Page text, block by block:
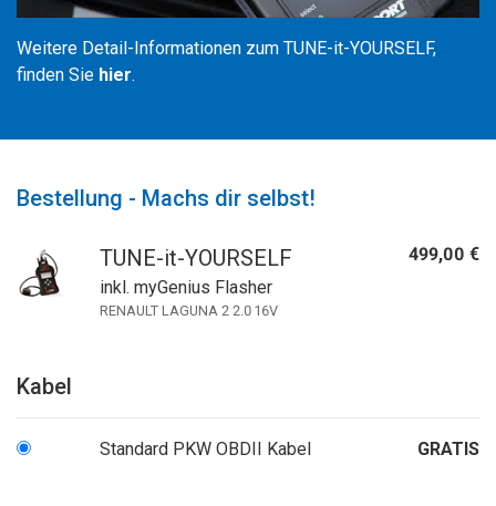
Weitere Detail-Informationen zum TUNE-it-YOURSELF,
finden Sie hier.
Bestellung - Machs dir selbst!
TUNE-it-YOURSELF
inkl. myGenius Flasher
RENAULT LAGUNA 2 2.0 16V
499,00 €
Kabel
Standard PKW OBDII Kabel GRATIS